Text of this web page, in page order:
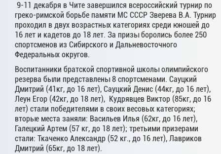
9-11 декабря в Чите завершился всероссийский турнир по
греко-римской борьбе памяти МС СССР Зверева В.А. Турнир
проходил в двух возрастных категориях среди юношей до
16 лет и кадетов до 18 лет. За призы боролись более 250
спортсменов из Сибирского и Дальневосточного
Федеральных округов.
Воспитанники братской спортивной школы олимпийского
резерва были представлены 8 спортсменами. Сауцкий
Дмитрий (41кг, до 16 лет), Сауцкий Денис (44кг, до 16 лет),
Леун Егор (42кг, до 18 лет), Кудрявцев Виктор (85кг, до 16
лет) стали победителями в своих весовых категориях;
вторые места заняли: Васильев Илья (62кг, до 16 лет),
Галецкий Артем (57 кг, до 18 лет); третьими призерами
стали: Ткаченко Александр (52 кг., до 16 лет), Лавриков
Дмитрий (65кг, до 18 лет).